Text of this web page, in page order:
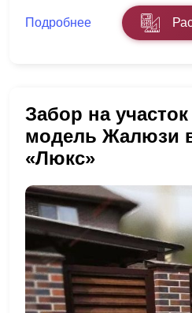
Подробнее
Забор на участок
модель Жалюзи
«Люкс»